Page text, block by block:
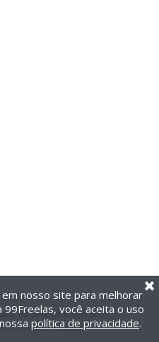
os direitos reservados.
de privacidade
nosso site para melhorar
99Freelas, você aceita o uso
política de privacidade.